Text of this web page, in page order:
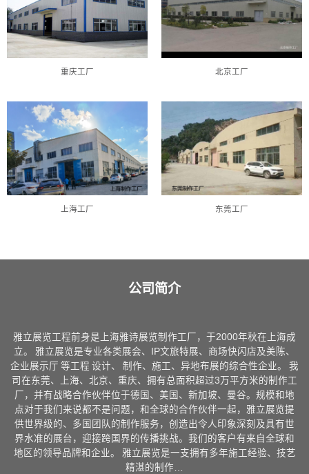
重庆工厂 北京工厂
上海工厂 东莞工厂
公司简介
雅立展览工程前身是上海雅诗展览制作工厂，于2000年秋在上海成
立。 雅立展览是专业各类展会、IP文旅特展、商场快闪店及美陈、
企业展示厅 等工程 设计、 制作、施工、异地布展的综合性企业。 我
司在东莞、上海、北京、重庆、拥有总面积超过3万平方米的制作工
厂，并有战略合作伙伴位于德国、美国、新加坡、曼谷。规模和地
点对于我们来说都不是问题，和全球的合作伙伴一起，雅立展览提
供世界级的、多国团队的制作服务，创造出令人印象深刻及具有世
界水准的展台，迎接跨国界的传播挑战。我们的客户有来自全球和
地区的领导品牌和企业。 雅立展览是一支拥有多年施工经验、技艺
精湛的制作…